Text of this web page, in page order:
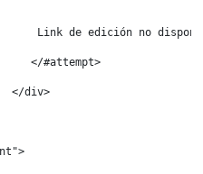
Link de edición no
				   </#attempt>
				</div>